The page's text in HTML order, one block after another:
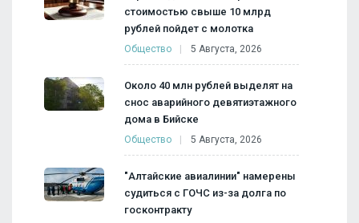
стоимостью свыше 10 млрд
рублей пойдет с молотка
Общество 5 Августа, 2026
Около 40 млн рублей выделят на
снос аварийного девятиэтажного
дома в Бийске
Общество 5 Августа, 2026
"Алтайские авиалинии" намерены
судиться с ГОЧС из-за долга по
госконтракту